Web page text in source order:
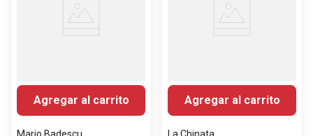
Agregar al carrito
Mario Badescu
Agregar al carrito
La Chinata